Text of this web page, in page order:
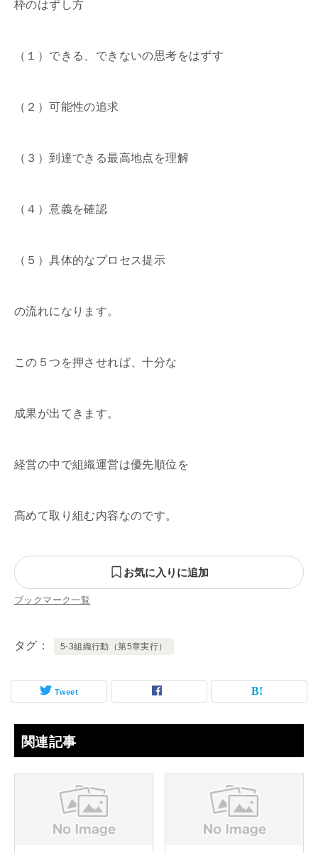
枠のはずし方
（１）できる、できないの思考をはずす
（２）可能性の追求
（３）到達できる最高地点を理解
（４）意義を確認
（５）具体的なプロセス提示
の流れになります。
この５つを押させれば、十分な
成果が出てきます。
経営の中で組織運営は優先順位を
高めて取り組む内容なのです。
お気に入りに追加
ブックマーク一覧
タグ 5-3組織行動（第5章実行）
Tweet
関連記事